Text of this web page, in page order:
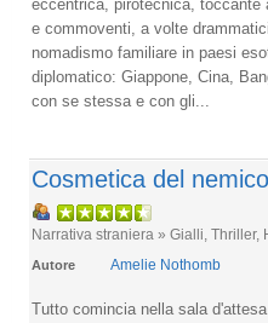
eccentrica, pirotecnica, toccante
e commoventi, a volte
nomadismo familiare in paesi
diplomatico: Giappone, Cina,
con se stessa e con gli...
Cosmetica del nemico
Narrativa straniera » Gialli, Thriller,
Autore Amelie Nothomb
Tutto comincia nella sala